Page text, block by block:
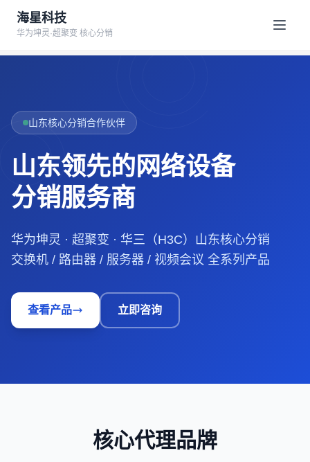
海星科技
华为坤灵·超聚变 核心分销
山东核心分销合作伙伴
山东领先的网络设备
分销服务商
华为坤灵 · 超聚变 · 华三（H3C）山东核心分销
交换机 / 路由器 / 服务器 / 视频会议 全系列产品
查看产品 立即咨询
核心代理品牌